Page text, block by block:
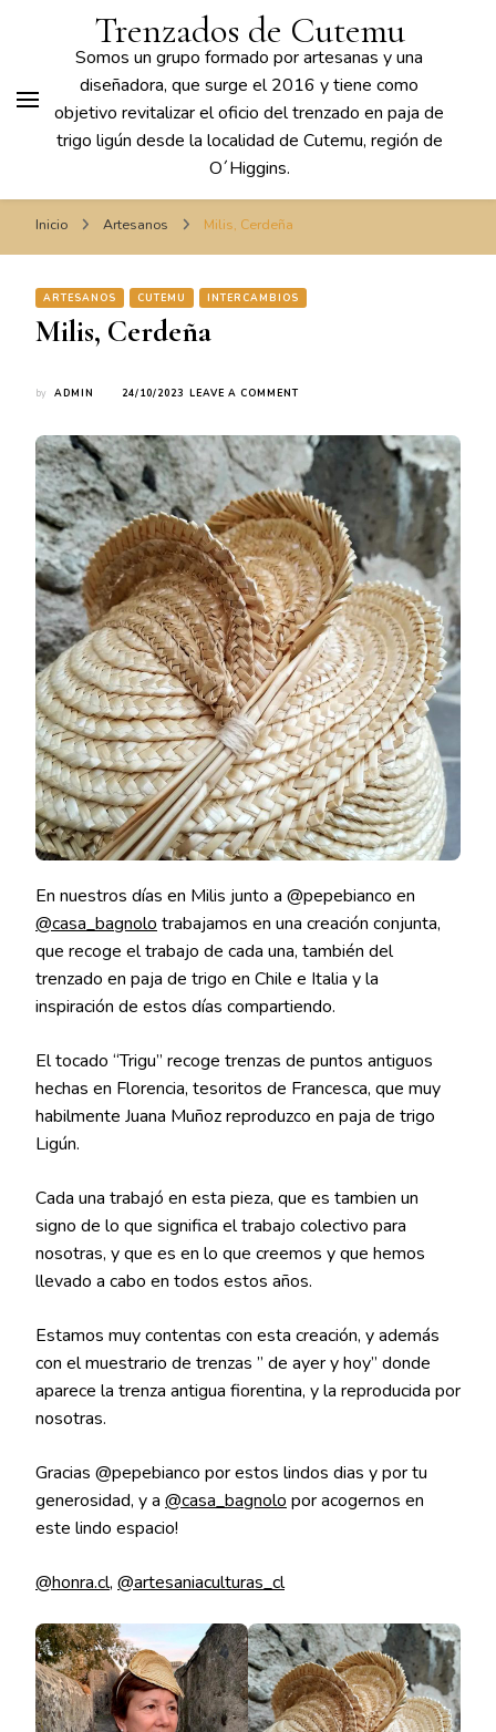
Trenzados de Cutemu
Somos un grupo formado por artesanas y una
diseñadora, que surge el 2016 y tiene como
objetivo revitalizar el oficio del trenzado en paja de
trigo ligún desde la localidad de Cutemu, región de
O´Higgins.
Inicio Artesanos Milis, Cerdeña
ARTESANOS CUTEMU INTERCAMBIOS
Milis, Cerdeña
by ADMIN 24/10/2023 LEAVE A COMMENT
En nuestros días en Milis junto a @pepebianco en
@casa_bagnolo trabajamos en una creación conjunta,
que recoge el trabajo de cada una, también del
trenzado en paja de trigo en Chile e Italia y la
inspiración de estos días compartiendo.
El tocado “Trigu” recoge trenzas de puntos antiguos
hechas en Florencia, tesoritos de Francesca, que muy
habilmente Juana Muñoz reproduzco en paja de trigo
Ligún.
Cada una trabajó en esta pieza, que es tambien un
signo de lo que significa eltrabajo colectivo para
nosotras, y que es en lo que creemos y que hemos
llevado a cabo en todos estos años.
Estamos muy contentas con esta creación, y además
con el muestrario de trenzas ” de ayer y hoy” donde
aparece la trenza antigua fiorentina, y la reproducida por
nosotras.
Gracias @pepebianco por estos lindos dias y por tu
generosidad, y a @casa_bagnolo por acogernos en
este lindo espacio!
@honra.cl, @artesaniaculturas_cl